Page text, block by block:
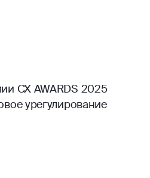
CX AWARDS 2025
урегулирование